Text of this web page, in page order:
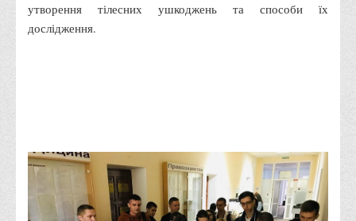
Товарознавства, експертизи та торговельного
підприємництва
Психології
Права
Обліку та оподаткування
утворення тілесних ушкоджень та способи їх
дослідження.